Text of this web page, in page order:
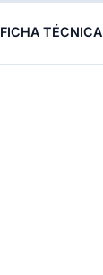
FICHA TÉCNICA